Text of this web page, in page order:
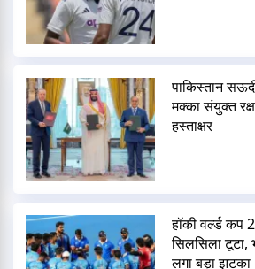
पाकिस्तान
मक्का संयुक्त
हस्ताक्षर
हॉकी वर्ल्ड
सिलसिला टूटा,
लगा बड़ा झटका